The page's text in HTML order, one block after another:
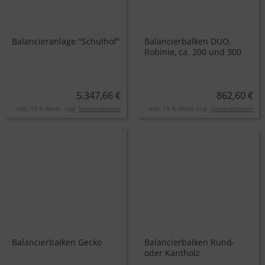
Balancieranlage "Schulhof"
5.347,66 €
inkl. 19 % MwSt. zzgl. Versandkosten
Balancierbalken DUO,
Robinie, ca. 200 und 300
862,60 €
inkl. 19 % MwSt. zzgl. Versandkosten
Balancierbalken Gecko
Balancierbalken Rund-
oder Kantholz